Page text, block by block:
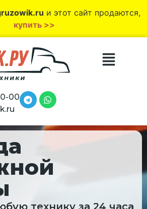
и этот сайт продаются,
купить >>
00